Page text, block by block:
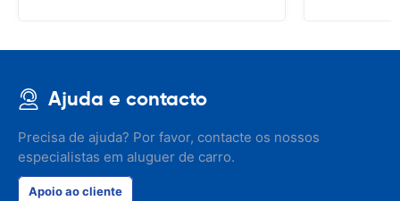
Ajuda e contacto
Precisa de ajuda? Por favor, contacte os nossos
especialistas em aluguer de carro.
Apoio ao cliente